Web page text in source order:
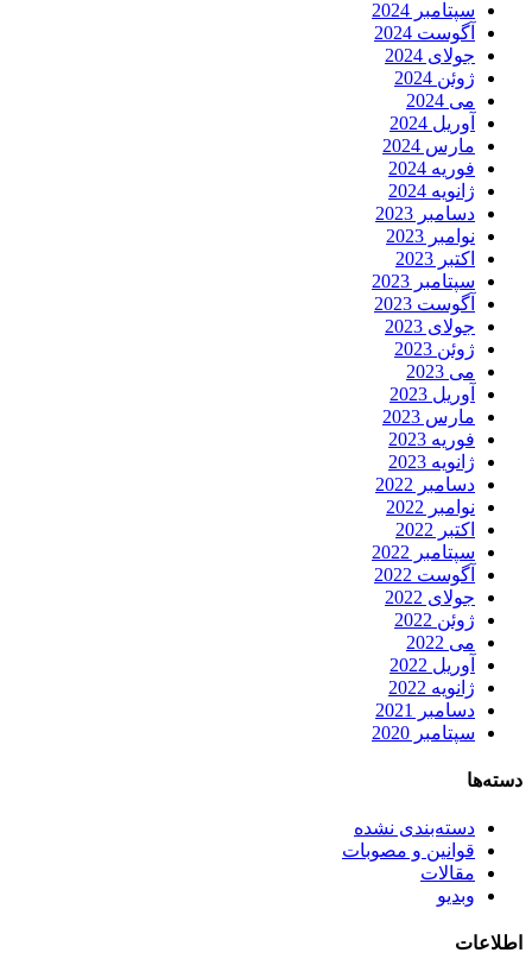
سپتامبر 2024
آگوست 2024
جولای 2024
ژوئن 2024
می 2024
آوریل 2024
مارس 2024
فوریه 2024
ژانویه 2024
دسامبر 2023
نوامبر 2023
اکتبر 2023
سپتامبر 2023
آگوست 2023
جولای 2023
ژوئن 2023
می 2023
آوریل 2023
مارس 2023
فوریه 2023
ژانویه 2023
دسامبر 2022
نوامبر 2022
اکتبر 2022
سپتامبر 2022
آگوست 2022
جولای 2022
ژوئن 2022
می 2022
آوریل 2022
ژانویه 2022
دسامبر 2021
سپتامبر 2020
دسته‌ها
دسته‌بندی نشده
قوانین و مصوبات
مقالات
وبدیو
اطلاعات